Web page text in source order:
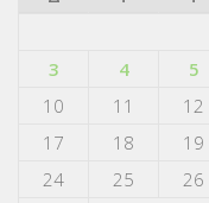
3
4 5
10
11 12
17
18 19
24
25 26